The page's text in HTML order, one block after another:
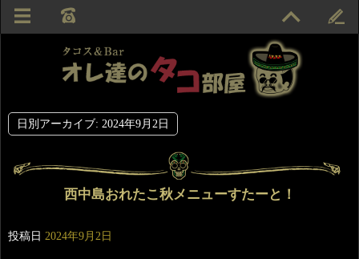
日別アーカイブ: 2024年9月2日
西中島おれたこ秋メニューすたーと！
投稿日 2024年9月2日